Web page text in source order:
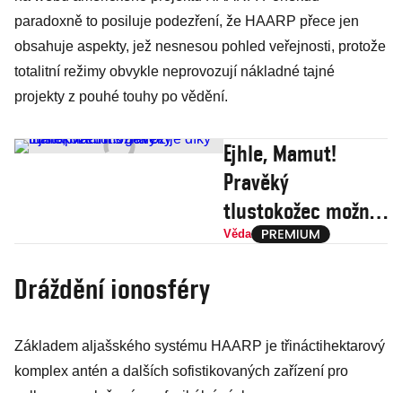
paradoxně to posiluje podezření, že HAARP přece jen
obsahuje aspekty, jež nesnesou pohled veřejnosti, protože
totalitní režimy obvykle neprovozují nákladné tajné
projekty z pouhé touhy po vědění.
Ejhle, Mamut!
Pravěký
tlustokožec možná
ožije díky
Věda
Dráždění ionosféry
Základem aljašského systému ­HAARP je třináctihektarový
komplex antén a dalších sofistikovaných zařízení pro